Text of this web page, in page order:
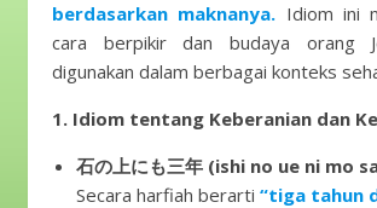
berdasarkan maknanya. Idiom ini
cara berpikir dan budaya orang
digunakan dalam berbagai konteks
1. Idiom tentang Keberanian dan
石の上にも三年 (ishi no ue ni mo
Secara harfiah berarti “tiga tahun